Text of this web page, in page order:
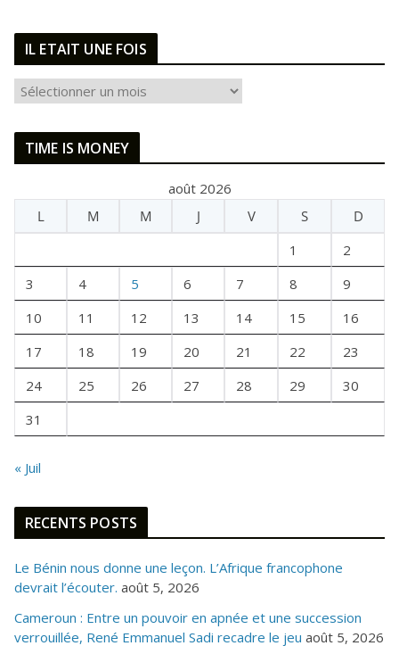
IL ETAIT UNE FOIS
E
I
U
F
S
TIME IS MONEY
août 2026
L
M M J V S
D
1
2
3
4 5 6 7 8
9
10
11 12 13 14 15
16
17
18 19 20 21 22
23
24
25 26 27 28 29
30
31
« Juil
RECENTS POSTS
Le Bénin nous donne une leçon. L’Afrique francophone
devrait l’écouter. août 5, 2026
Cameroun : Entre un pouvoir en apnée et une succession
verrouillée, René Emmanuel Sadi recadre le jeu août 5, 2026